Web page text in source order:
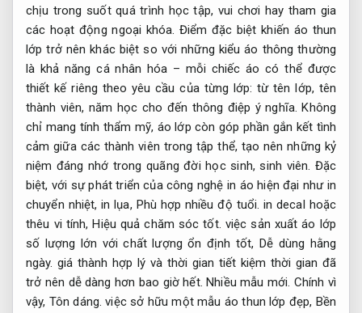
chịu trong suốt quá trình học tập, vui chơi hay tham gia
các hoạt động ngoại khóa. Điểm đặc biệt khiến áo thun
lớp trở nên khác biệt so với những kiểu áo thông thường
là khả năng cá nhân hóa – mỗi chiếc áo có thể được
thiết kế riêng theo yêu cầu của từng lớp: từ tên lớp, tên
thành viên, năm học cho đến thông điệp ý nghĩa. Không
chỉ mang tính thẩm mỹ, áo lớp còn góp phần gắn kết tình
cảm giữa các thành viên trong tập thể, tạo nên những kỷ
niệm đáng nhớ trong quãng đời học sinh, sinh viên. Đặc
biệt, với sự phát triển của công nghệ in áo hiện đại như in
chuyển nhiệt, in lụa, Phù hợp nhiều độ tuổi. in decal hoặc
thêu vi tính,Hiệu quả chăm sóc tốt. việc sản xuất áo lớp
số lượng lớn với chất lượng ổn định tốt, Dễ dùng hằng
ngày. giá thành hợp lý và thời gian tiết kiệm thời gian đã
trở nên dễ dàng hơn bao giờ hết.Nhiều mẫu mới. Chính vì
vậy, Tôn dáng. việc sở hữu một mẫu áo thun lớp đẹp, Bền